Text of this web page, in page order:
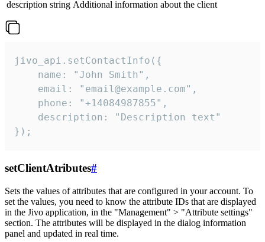
description string Additional information about the client
jivo_api.setContactInfo({
    name: "John Smith",
    email: "email@example.com",
    phone: "+14084987855",
    description: "Description text"
});
setClientAtributes#
Sets the values ​​of attributes that are configured in your account. To
set the values, you need to know the attribute IDs that are displayed
in the Jivo application, in the "Management" > "Attribute settings"
section. The attributes will be displayed in the dialog information
panel and updated in real time.